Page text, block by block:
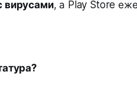
вирусами, а Play Store